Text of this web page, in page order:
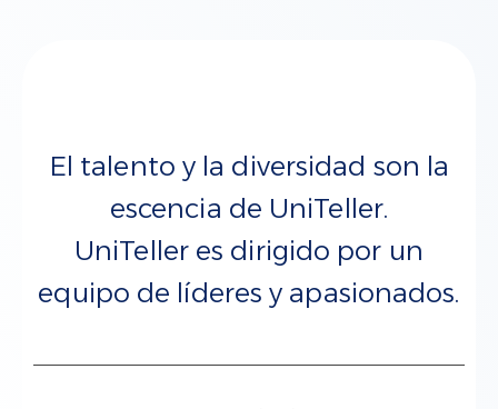
El talento y la diversidad son la
escencia de UniTeller.
UniTeller es dirigido por un
equipo de líderes y apasionados.